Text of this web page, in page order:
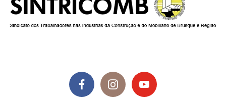
sindicato
Diretores do SINTRICOMB são eleitos para a direção da Nova
Central Sindical de SC